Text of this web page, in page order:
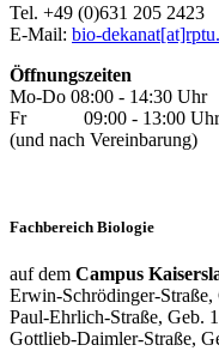
Tel. +49 (0)631 205 2423
E-Mail: bio-
Öffnungszeiten
Mo-Do 08:00 - 14:30 Uhr
Fr 09:00 - 13:00 Uhr
(und nach Vereinbarung)
Fachbereich Biologie
auf dem Campus
Erwin-Schrödinger-Straße,
Paul-Ehrlich-Straße, Geb.
Gottlieb-Daimler-Straße,